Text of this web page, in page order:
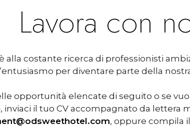
Lavora con
alla costante ricerca di professionisti
per diventare parte della
opportunità elencate di seguito o se
il tuo CV accompagnato da lettera
, oppure compila